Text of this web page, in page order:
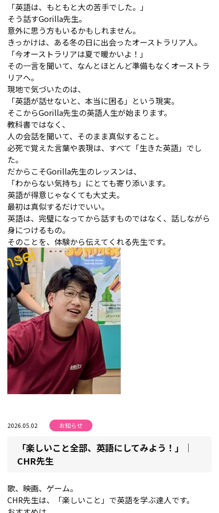
「英語は、もともと大の苦手でした。」
そう話すGorilla先生。
意外に思う方もいるかもしれません。
きっかけは、ある冬の日に出会ったオーストラリア人。
「今オーストラリアは夏で暖かいよ！」
その一言を聞いて、なんとほとんど準備もなくオーストラ
リアへ。
現地で気づいたのは、
「英語が話せないと、本当に困る」という現実。
そこからGorilla先生の英語人生が始まります。
教科書ではなく、
人の会話を聞いて、そのまま真似すること。
必死で覚えた言葉や表現は、すべて「生きた英語」でし
た。
だからこそGorilla先生のレッスンは、
「わからない気持ち」にとても寄り添います。
英語が得意じゃなくても大丈夫。
最初は真似するだけでいい。
英語は、完璧になってから話すものではなく、話しながら
身につけるもの。
そのことを、体験から伝えてくれる先生です。
2026.05.02 お知らせ
「楽しいこと全部、英語にしてみよう！」｜
CHR先生
歌、映画、ゲーム。
CHR先生は、「楽しいこと」で英語を学ぶ達人です。